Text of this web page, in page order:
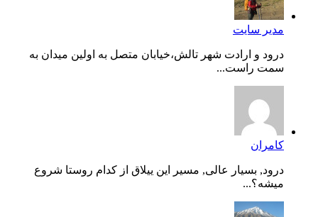
مدیر سایت
درود و ارادت شهر تالش،خیابان متصل به اولین میدان به
سمت راست...
کامران
درود, بسیار عالی, مسیر این ییلاق از کدام روستا شروع
میشه؟...